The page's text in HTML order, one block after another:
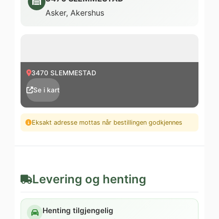
Asker, Akershus
3470 SLEMMESTAD
Se i kart
Eksakt adresse mottas når bestillingen godkjennes
Levering og henting
Henting tilgjengelig